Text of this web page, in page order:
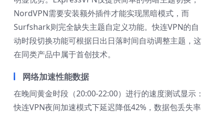
NordVPN需要安装额外插件才能实现黑暗模式，而
Surfshark则完全缺失主题自定义功能。快连VPN的自
动时段切换功能可根据日出日落时间自动调整主题，这
在同类产品中属于首创技术。
网络加速性能数据
在晚间黄金时段（20:00-22:00）进行的速度测试显示：
快连VPN夜间加速模式下延迟降低42%，数据包丢失率